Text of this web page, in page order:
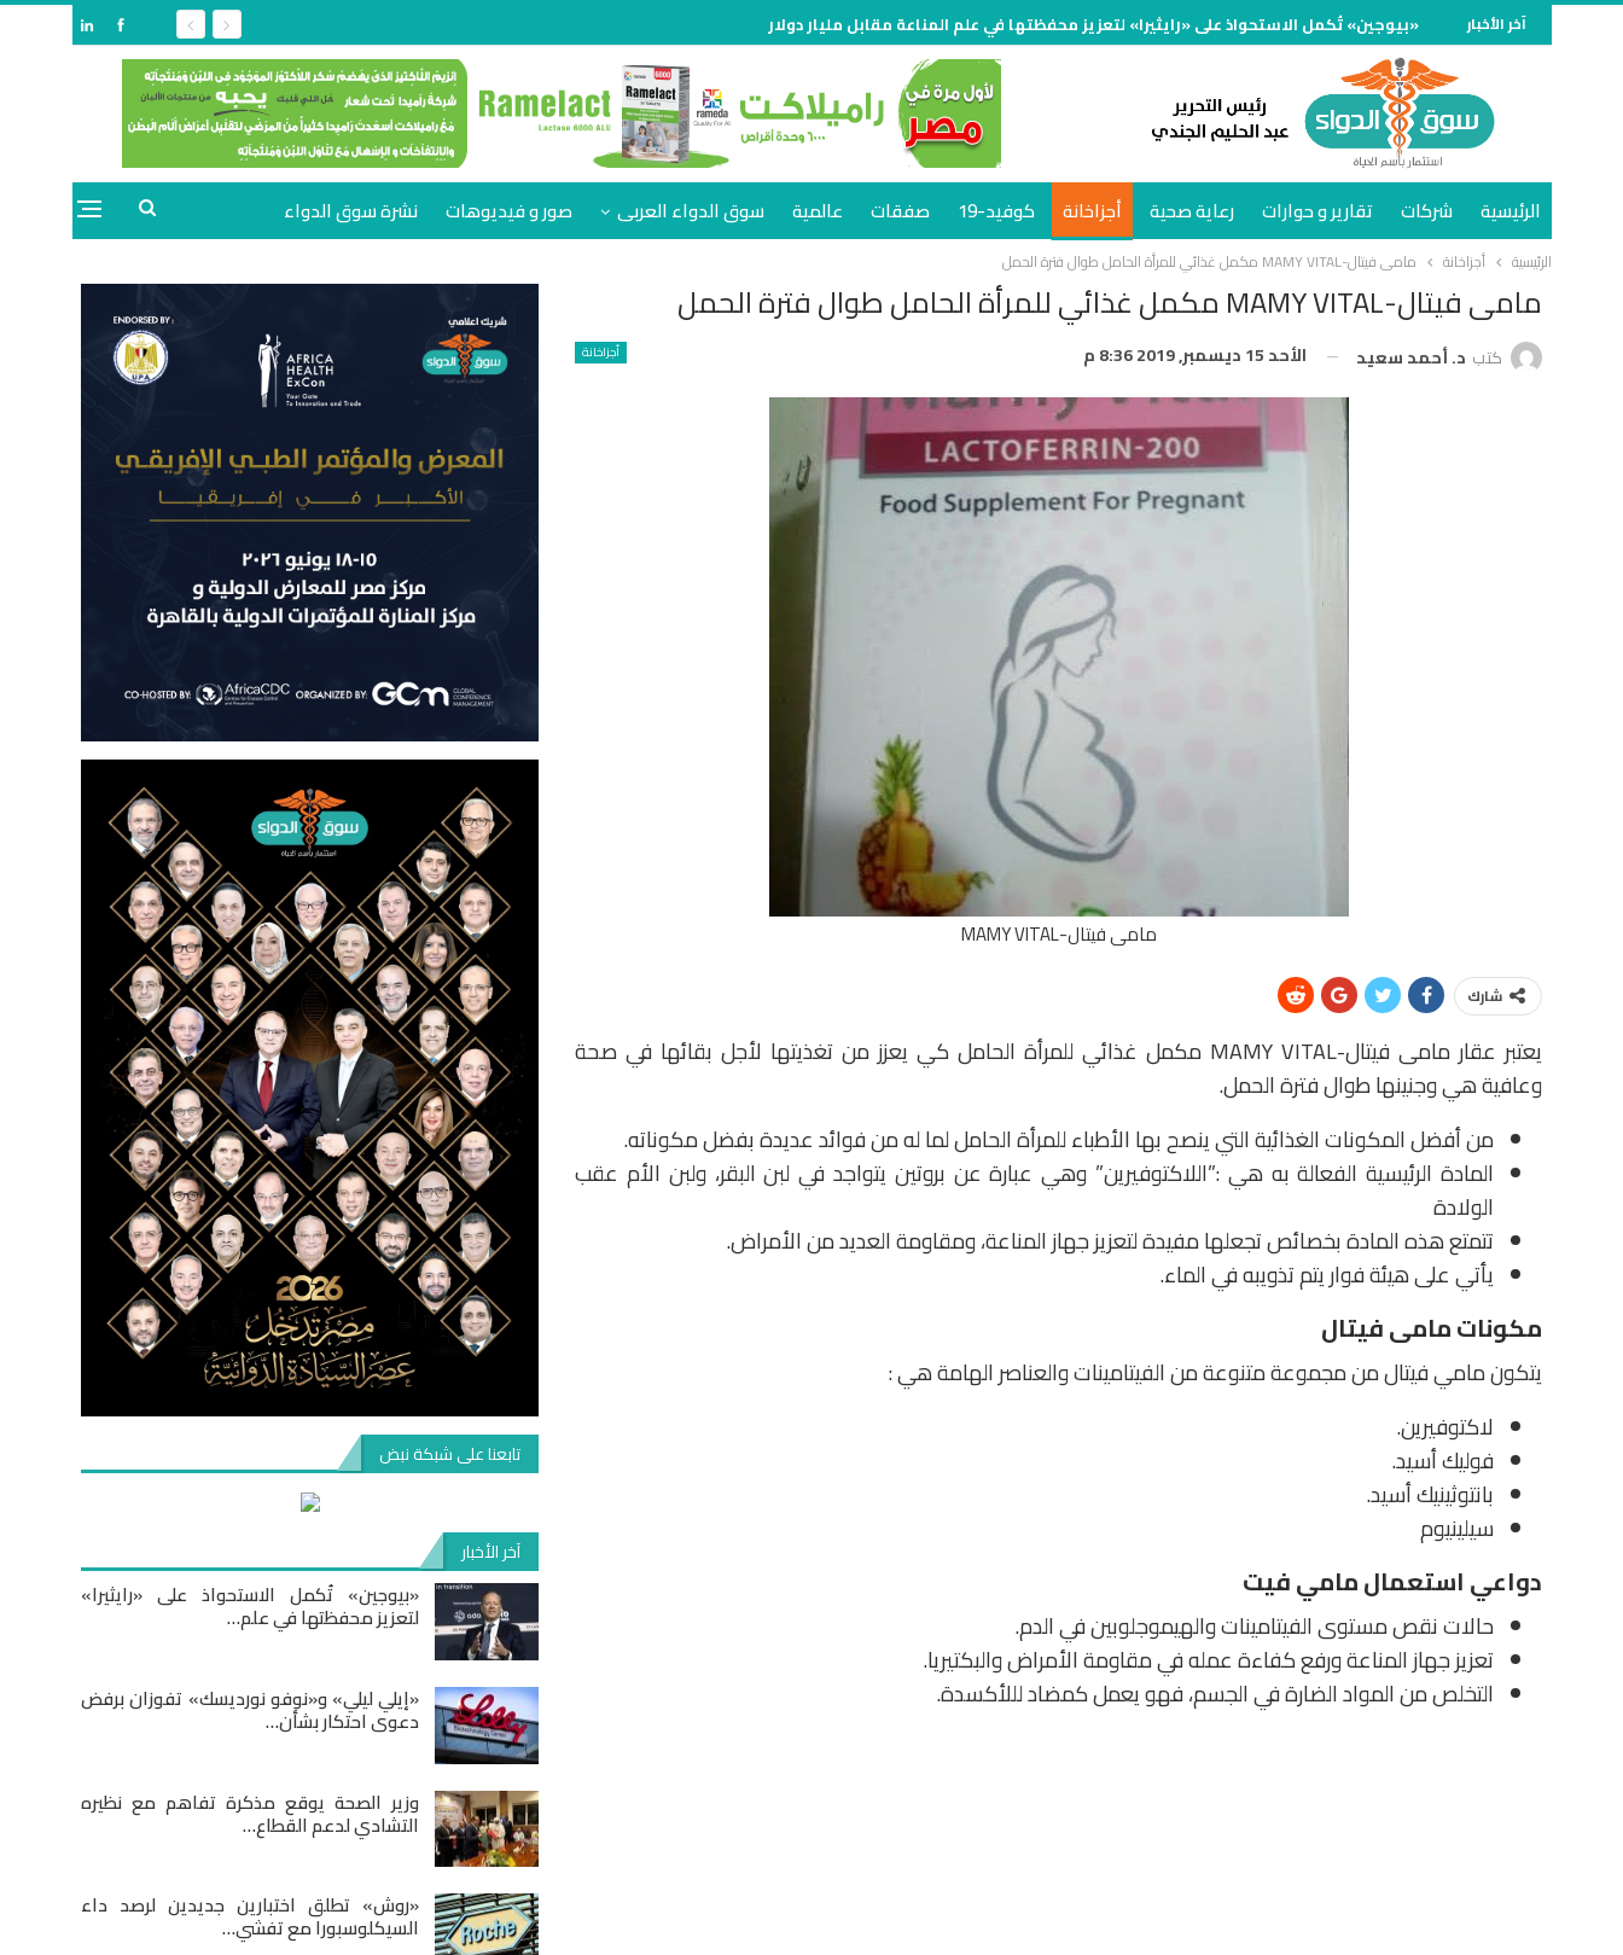
آخر الأخبار «بيوجين» تُكمل الاستحواذ على «رايثيرا» لتعزيز محفظتها في علم المناعة مقابل مليار دولار
الرئيسية شركات تقارير و حوارات رعاية صحية أجزاخانة كوفيد-19 صفقات عالمية سوق الدواء العربى صور و فيديوهات نشرة سوق الدواء
الرئيسية أجزاخانة مامى فيتال-MAMY VITAL مكمل غذائي للمرأة الحامل طوال فترة الحمل
مامى فيتال-MAMY VITAL مكمل غذائي للمرأة الحامل طوال فترة الحمل
أجزاخانة كتب د. أحمد سعيد الأحد 15 ديسمبر, 2019 8:36 م
مامى فيتال-MAMY VITAL
شارك
يعتبر عقار مامى فيتال-MAMY VITAL مكمل غذائي للمرأة الحامل كي يعزز من تغذيتها لأجل بقائها في صحة
وعافية هي وجنينها طوال فترة الحمل.
من أفضل المكونات الغذائية التي ينصح بها الأطباء للمرأة الحامل لما له من فوائد عديدة بفضل مكوناته.
المادة الرئيسية الفعالة به هي :”اللاكتوفيرين” وهي عبارة عن بروتين يتواجد في لبن البقر، ولبن الأم عقب
الولادة
تتمتع هذه المادة بخصائص تجعلها مفيدة لتعزيز جهاز المناعة، ومقاومة العديد من الأمراض.
يأتي على هيئة فوار يتم تذويبه في الماء.
مكونات مامى فيتال
يتكون مامي فيتال من مجموعة متنوعة من الفيتامينات والعناصر الهامة هي :
لاكتوفيرين.
فوليك أسيد.
بانتوثينيك أسيد.
سيلينيوم
دواعي استعمال مامي فيت
حالات نقص مستوى الفيتامينات والهيموجلوبين في الدم.
تعزيز جهاز المناعة ورفع كفاءة عمله في مقاومة الأمراض والبكتيريا.
التخلص من المواد الضارة في الجسم، فهو يعمل كمضاد لللأكسدة.
تابعنا على شبكة نبض
آخر الأخبار
«بيوجين» تُكمل الاستحواذ على «رايثيرا»
لتعزيز محفظتها في علم…
«إيلي ليلي» و«نوفو نورديسك» تفوزان برفض
دعوى احتكار بشأن…
وزير الصحة يوقع مذكرة تفاهم مع نظيره
التشادي لدعم القطاع…
«روش» تطلق اختبارين جديدين لرصد داء
السيكلوسبورا مع تفشي…